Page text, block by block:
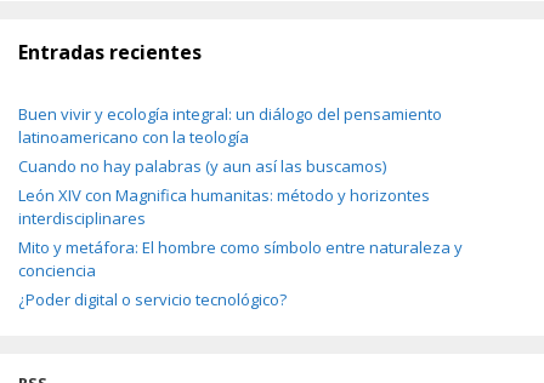
Entradas recientes
Buen vivir y ecología integral: un diálogo del pensamiento
latinoamericano con la teología
Cuando no hay palabras (y aun así las buscamos)
León XIV con Magnifica humanitas: método y horizontes
interdisciplinares
Mito y metáfora: El hombre como símbolo entre naturaleza y
conciencia
¿Poder digital o servicio tecnológico?